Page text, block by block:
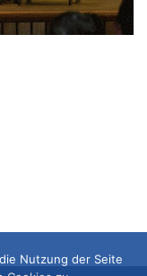
Nutzung der Seite